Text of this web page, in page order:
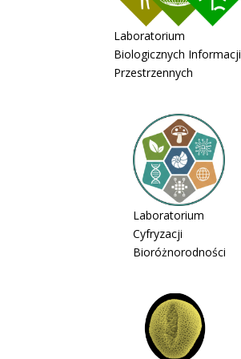
Laboratorium
Biologicznych Informacji
Przestrzennych
Laboratorium
Cyfryzacji
Bioróżnorodności